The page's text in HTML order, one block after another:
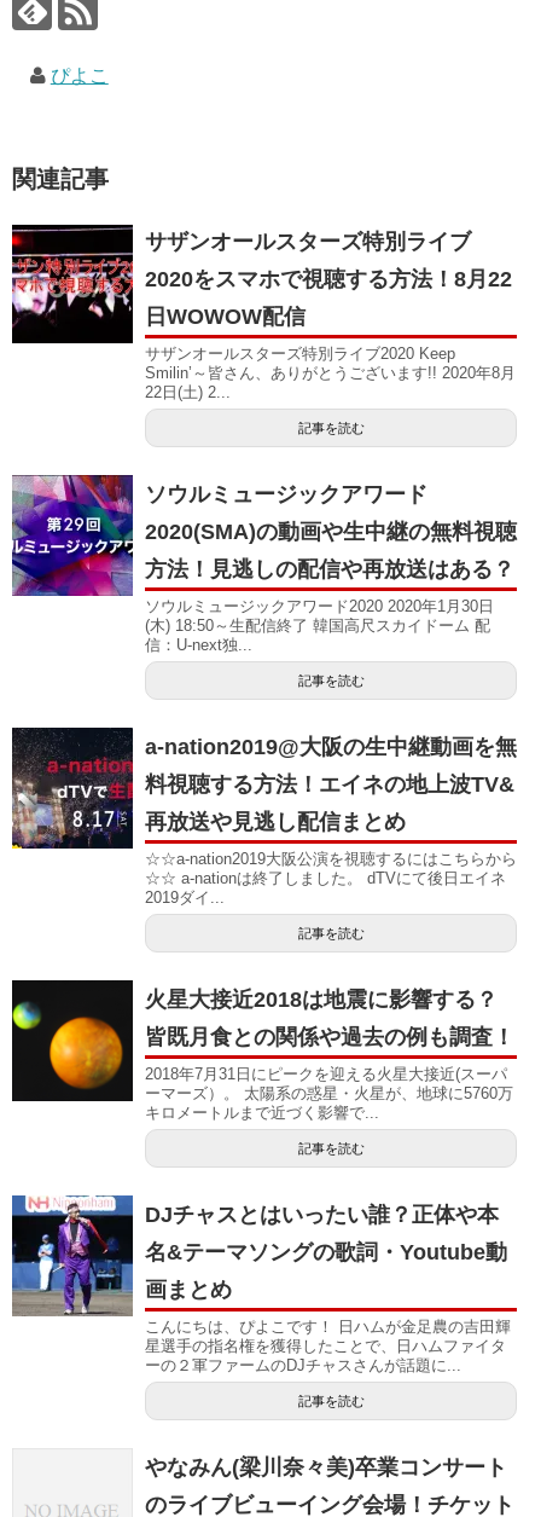
ぴよこ
関連記事
サザンオールスターズ特別ライブ
2020をスマホで視聴する方法！8月22
日WOWOW配信
サザンオールスターズ特別ライブ2020 Keep
Smilin’～皆さん、ありがとうございます!! 2020年8月
22日(土) 2...
記事を読む
ソウルミュージックアワード
2020(SMA)の動画や生中継の無料視聴
方法！見逃しの配信や再放送はある？
ソウルミュージックアワード2020 2020年1月30日
(木) 18:50～生配信終了 韓国高尺スカイドーム 配
信：U-next独...
記事を読む
a-nation2019@大阪の生中継動画を無
料視聴する方法！エイネの地上波TV&
再放送や見逃し配信まとめ
☆☆a-nation2019大阪公演を視聴するにはこちらから
☆☆ a-nationは終了しました。 dTVにて後日エイネ
2019ダイ...
記事を読む
火星大接近2018は地震に影響する？
皆既月食との関係や過去の例も調査！
2018年7月31日にピークを迎える火星大接近(スーパ
ーマーズ）。 太陽系の惑星・火星が、地球に5760万
キロメートルまで近づく影響で...
記事を読む
DJチャスとはいったい誰？正体や本
名&テーマソングの歌詞・Youtube動
画まとめ
こんにちは、ぴよこです！ 日ハムが金足農の吉田輝
星選手の指名権を獲得したことで、日ハムファイタ
ーの２軍ファームのDJチャスさんが話題に...
記事を読む
やなみん(梁川奈々美)卒業コンサート
のライブビューイング会場！チケット